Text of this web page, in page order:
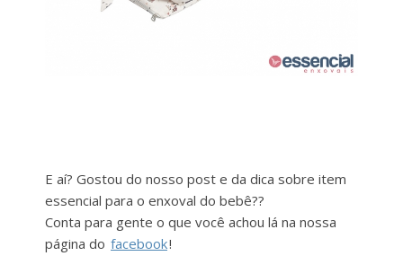
E aí? Gostou do nosso post e da dica sobre item
essencial para o enxoval do bebê??
Conta para gente o que você achou lá na nossa
página do facebook!